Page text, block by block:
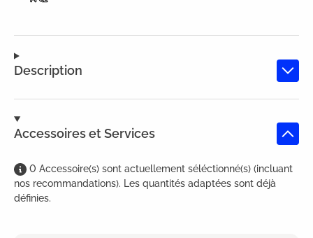
Description
Accessoires et Services
0 Accessoire(s) sont actuellement séléctionné(s) (incluant
nos recommandations). Les quantités adaptées sont déjà
définies.